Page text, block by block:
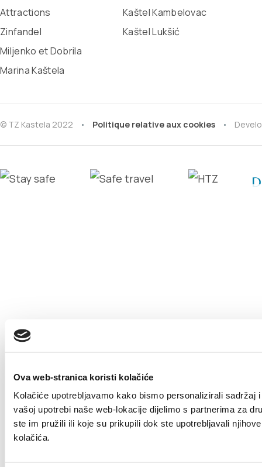
Ova web-stranica koristi kolačiće
Kolačiće upotrebljavamo kako bismo personalizirali
vašoj upotrebi naše web-lokacije dijelimo s partnerima za
ste im pružili ili koje su prikupili dok ste upotrebljavali
kolačića.
Attractions
Zinfandel
Miljenko et Dobrila
Marina Kaštela
Kaštel Kambelovac
Kaštel Lukšić
© TZ Kastela 2022 Politique relative aux cookies